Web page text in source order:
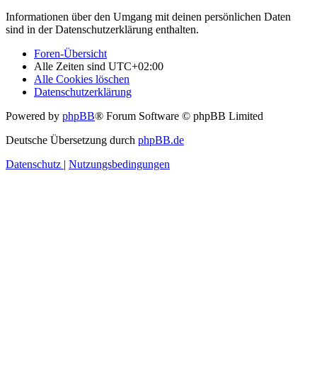
Informationen über den Umgang mit deinen persönlichen Daten
sind in der Datenschutzerklärung enthalten.
Foren-Übersicht
Alle Zeiten sind UTC+02:00
Alle Cookies löschen
Datenschutzerklärung
Powered by phpBB® Forum Software © phpBB Limited
Deutsche Übersetzung durch phpBB.de
Datenschutz | Nutzungsbedingungen